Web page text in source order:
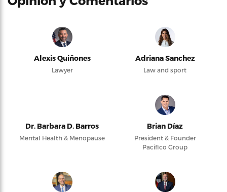
Alexis Quiñones
Lawyer
Adriana Sanchez
Law and sport
Dr. Barbara D. Barros
Mental Health & Menopause
Brian Díaz
President & Founder
Pacifico Group